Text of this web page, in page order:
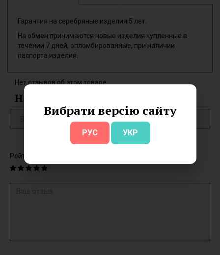
Вибрати версію сайту
РУС УКР
Гарантия на серебряные изделия 5 лет.
На обмен принимаются новые изделия купленные в
течении 7 дней, опломбированные, при наличии
паспорта изделия.
Нет отзывов об этом товаре.
Написать отзыв
Рейтинг